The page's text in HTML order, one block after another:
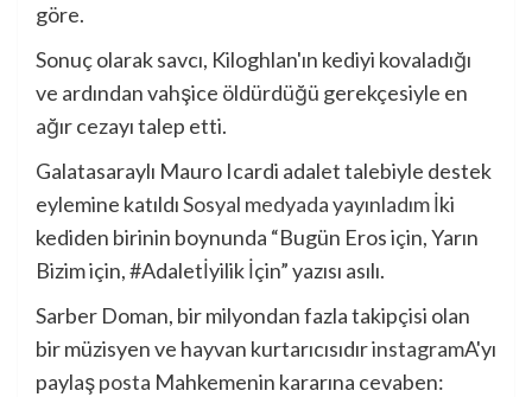
göre.
Sonuç olarak savcı, Kiloghlan'ın kediyi kovaladığı
ve ardından vahşice öldürdüğü gerekçesiyle en
ağır cezayı talep etti.
Galatasaraylı Mauro Icardi adalet talebiyle destek
eylemine katıldıSosyal medyada yayınladımİki
kediden birinin boynunda “Bugün Eros için, Yarın
Bizim için, #Adaletİyilik İçin” yazısı asılı.
Sarber Doman, bir milyondan fazla takipçisi olan
bir müzisyen ve hayvan kurtarıcısıdırinstagramA'yı
paylaşposta Mahkemenin kararına cevaben: